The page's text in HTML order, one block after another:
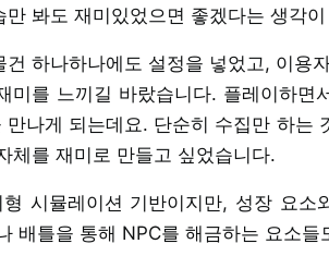
만 봐도 재미있었으면 좋겠다는 생각
하나하나에도 설정을 넣었고, 이용
미를 느끼길 바랐습니다. 플레이하면
만나게 되는데요. 단순히 수집만 하는
체를 재미로 만들고 싶었습니다.
시뮬레이션 기반이지만, 성장 요소
배틀을 통해 NPC를 해금하는 요소들